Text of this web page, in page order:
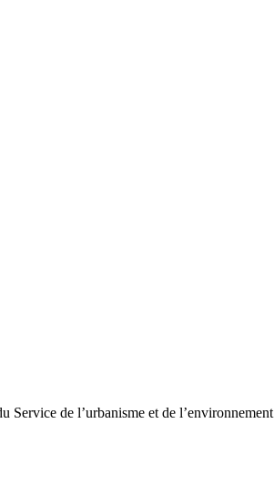
Service de l’urbanisme et de l’environnement